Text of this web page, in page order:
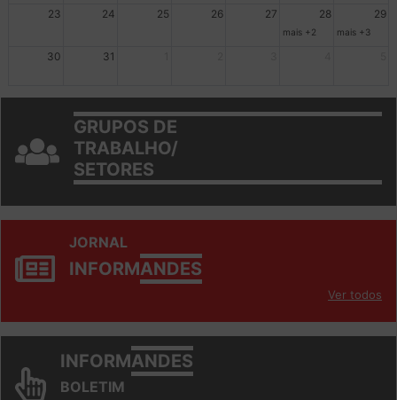
23 24 25 26 27 28 29
mais +2 mais +3
30 31
GRUPOS DE
TRABALHO/
SETORES
JORNAL
INFORMANDES
Ver todos
INFORMANDES
BOLETIM